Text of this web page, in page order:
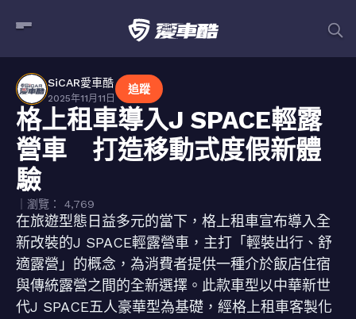
SiCAR愛車酷
2025年11月11日
追蹤
格上租車導入J SPACE輕露
營車 打造移動式度假新體
驗
｜瀏覽： 4,769
在旅遊型態日益多元的當下，格上租車宣布導入全
新改裝的J SPACE輕露營車，主打「輕裝出行、舒
適露營」的概念，為消費者提供一種介於飯店住宿
與傳統露營之間的全新選擇。此款車型以中華新世
代J SPACE五人豪華型為基礎，經格上租車客製化